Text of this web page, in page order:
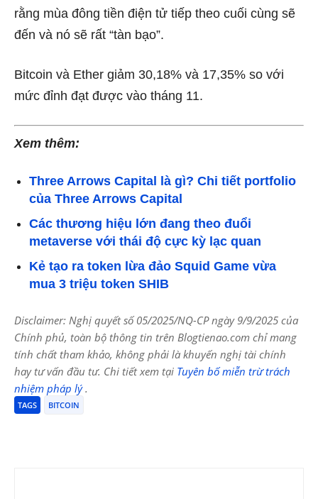
rằng mùa đông tiền điện tử tiếp theo cuối cùng sẽ
đến và nó sẽ rất “tàn bạo”.
Bitcoin và Ether giảm 30,18% và 17,35% so với
mức đỉnh đạt được vào tháng 11.
Xem thêm:
Three Arrows Capital là gì? Chi tiết portfolio
của Three Arrows Capital
Các thương hiệu lớn đang theo đuổi
metaverse với thái độ cực kỳ lạc quan
Kẻ tạo ra token lừa đảo Squid Game vừa
mua 3 triệu token SHIB
Disclaimer: Nghị quyết số 05/2025/NQ-CP ngày 9/9/2025 của
Chính phủ, toàn bộ thông tin trên Blogtienao.com chỉ mang
tính chất tham khảo, không phải là khuyến nghị tài chính
hay tư vấn đầu tư. Chi tiết xem tại Tuyên bố miễn trừ trách
nhiệm pháp lý.
TAGS BITCOIN